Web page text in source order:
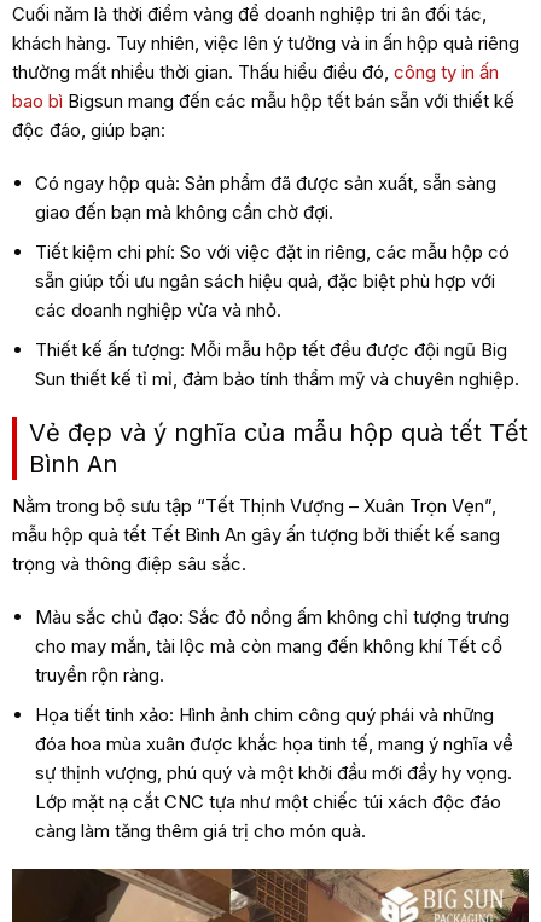
Cuối năm là thời điểm vàng để doanh nghiệp tri ân đối tác,
khách hàng. Tuy nhiên, việc lên ý tưởng và in ấn hộp quà riêng
thường mất nhiều thời gian. Thấu hiểu điều đó, công ty in ấn
bao bì Bigsun mang đến các mẫu hộp tết bán sẵn với thiết kế
độc đáo, giúp bạn:
Có ngay hộp quà: Sản phẩm đã được sản xuất, sẵn sàng
giao đến bạn mà không cần chờ đợi.
Tiết kiệm chi phí: So với việc đặt in riêng, các mẫu hộp có
sẵn giúp tối ưu ngân sách hiệu quả, đặc biệt phù hợp với
các doanh nghiệp vừa và nhỏ.
Thiết kế ấn tượng: Mỗi mẫu hộp tết đều được đội ngũ Big
Sun thiết kế tỉ mỉ, đảm bảo tính thẩm mỹ và chuyên nghiệp.
Vẻ đẹp và ý nghĩa của mẫu hộp quà tết Tết
Bình An
Nằm trong bộ sưu tập “Tết Thịnh Vượng – Xuân Trọn Vẹn”,
mẫu hộp quà tết Tết Bình An gây ấn tượng bởi thiết kế sang
trọng và thông điệp sâu sắc.
Màu sắc chủ đạo: Sắc đỏ nồng ấm không chỉ tượng trưng
cho may mắn, tài lộc mà còn mang đến không khí Tết cổ
truyền rộn ràng.
Họa tiết tinh xảo: Hình ảnh chim công quý phái và những
đóa hoa mùa xuân được khắc họa tinh tế, mang ý nghĩa về
sự thịnh vượng, phú quý và một khởi đầu mới đầy hy vọng.
Lớp mặt nạ cắt CNC tựa như một chiếc túi xách độc đáo
càng làm tăng thêm giá trị cho món quà.